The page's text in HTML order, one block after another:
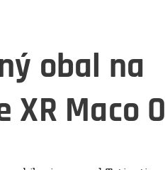
obal na
XR Maco